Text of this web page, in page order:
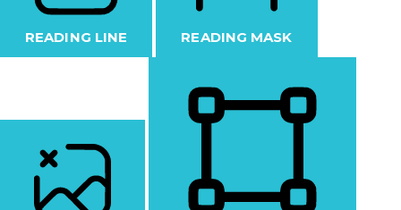
READING LINE READING MASK